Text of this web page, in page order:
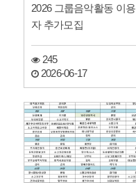
2026 그룹음악활동 이용
자 추가모집
245
2026-06-17